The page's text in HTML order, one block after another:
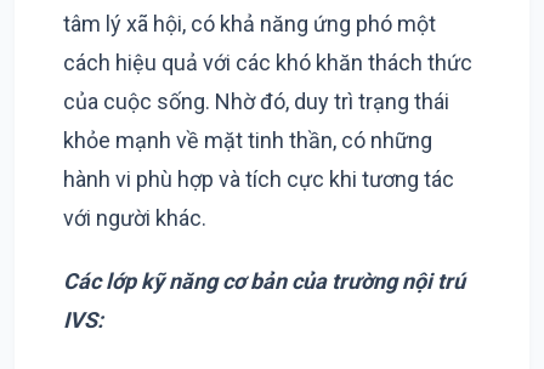
tâm lý xã hội, có khả năng ứng phó một
cách hiệu quả với các khó khăn thách thức
của cuộc sống. Nhờ đó, duy trì trạng thái
khỏe mạnh về mặt tinh thần, có những
hành vi phù hợp và tích cực khi tương tác
với người khác.
Các lớp kỹ năng cơ bản của trường nội trú
IVS: